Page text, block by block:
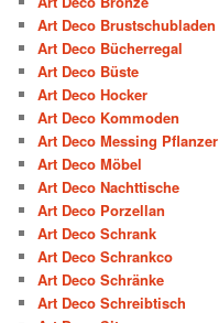
Art Deco Brustschubladen
Art Deco Bücherregal
Art Deco Büste
Art Deco Hocker
Art Deco Kommoden
Art Deco Messing Pflanzer
Art Deco Möbel
Art Deco Nachttische
Art Deco Porzellan
Art Deco Schrank
Art Deco Schrankco
Art Deco Schränke
Art Deco Schreibtisch